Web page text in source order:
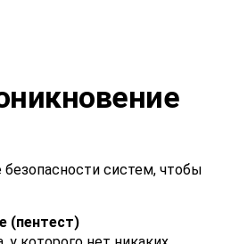
систем, чтобы
(пентест)